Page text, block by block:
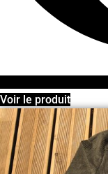
Voir le produit